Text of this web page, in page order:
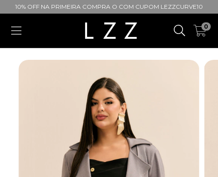
10% OFF NA PRIMEIRA COMPRA O COM CUPOM LEZZCURVE10
0